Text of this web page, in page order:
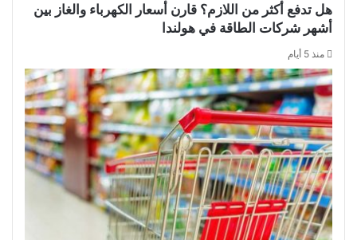
هل تدفع أكثر من اللازم؟ قارن أسعار الكهرباء والغاز بين
أشهر شركات الطاقة في هولندا
منذ 5 أيام